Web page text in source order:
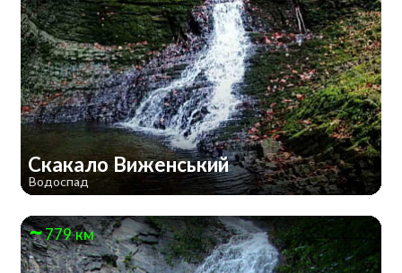
Скакало Виженський
Водоспад
779 км